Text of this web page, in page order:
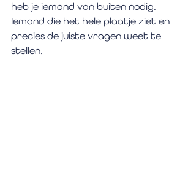
heb je iemand van buiten nodig.
Iemand die het hele plaatje ziet en
precies de juiste vragen weet te
stellen.